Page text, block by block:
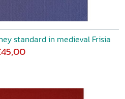
standard in medieval Frisia